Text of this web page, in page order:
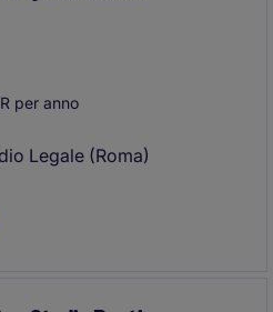
per anno
Legale (Roma)